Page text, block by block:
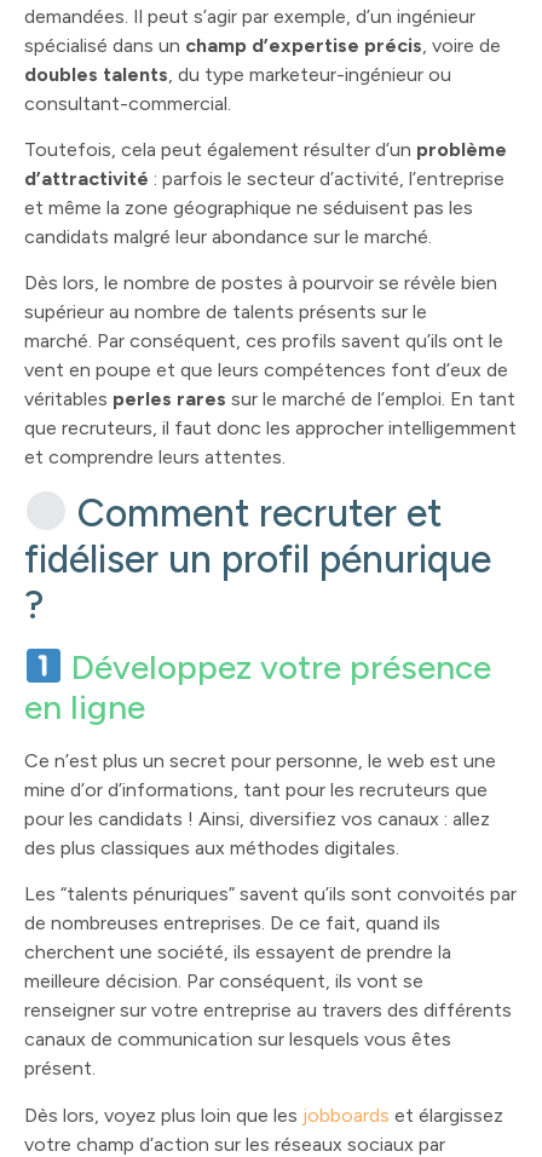
demandées. Il peut s’agir par exemple, d’un ingénieur
spécialisé dans un champ d’expertise précis , voire de
doubles talents , du type marketeur-ingénieur ou
consultant-commercial.
Toutefois, cela peut également résulter d’un problème
d’attractivité : parfois le secteur d’activité, l’entreprise
et même la zone géographique ne séduisent pas les
candidats malgré leur abondance sur le marché.
Dès lors, le nombre de postes à pourvoir se révèle bien
supérieur au nombre de talents présents sur le
marché. Par conséquent, ces profils savent qu’ils ont le
vent en poupe et que leurs compétences font d’eux de
véritables perles rares sur le marché de l’emploi. En tant
que recruteurs, il faut donc les approcher intelligemment
et comprendre leurs attentes.
Comment recruter et
fidéliser un profil pénurique
?
Développez votre présence
en ligne
Ce n’est plus un secret pour personne, le web est une
mine d’or d’informations, tant pour les recruteurs que
pour les candidats ! Ainsi, diversifiez vos canaux : allez
des plus classiques aux méthodes digitales.
Les “talents pénuriques” savent qu’ils sont convoités par
de nombreuses entreprises. De ce fait, quand ils
cherchent une société, ils essayent de prendre la
meilleure décision. Par conséquent, ils vont se
renseigner sur votre entreprise au travers des différents
canaux de communication sur lesquels vous êtes
présent.
Dès lors, voyez plus loin que les jobboards et élargissez
votre champ d’action sur les réseaux sociaux par